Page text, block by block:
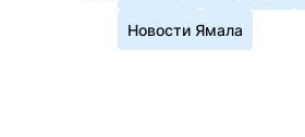
Новости Ямала